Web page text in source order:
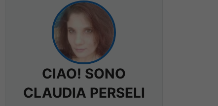
CIAO! SONO
CLAUDIA PERSELI